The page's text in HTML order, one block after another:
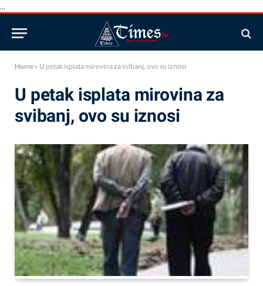
...
Home » U petak isplata mirovina za svibanj, ovo su iznosi
U petak isplata mirovina za
svibanj, ovo su iznosi